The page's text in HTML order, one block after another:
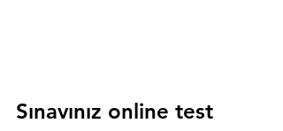
Sınavınız online test